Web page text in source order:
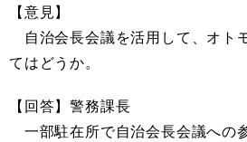
【意見】
自治会長会議を活用して、オト
てはどうか。
【回答】警務課長
一部駐在所で自治会長会議への